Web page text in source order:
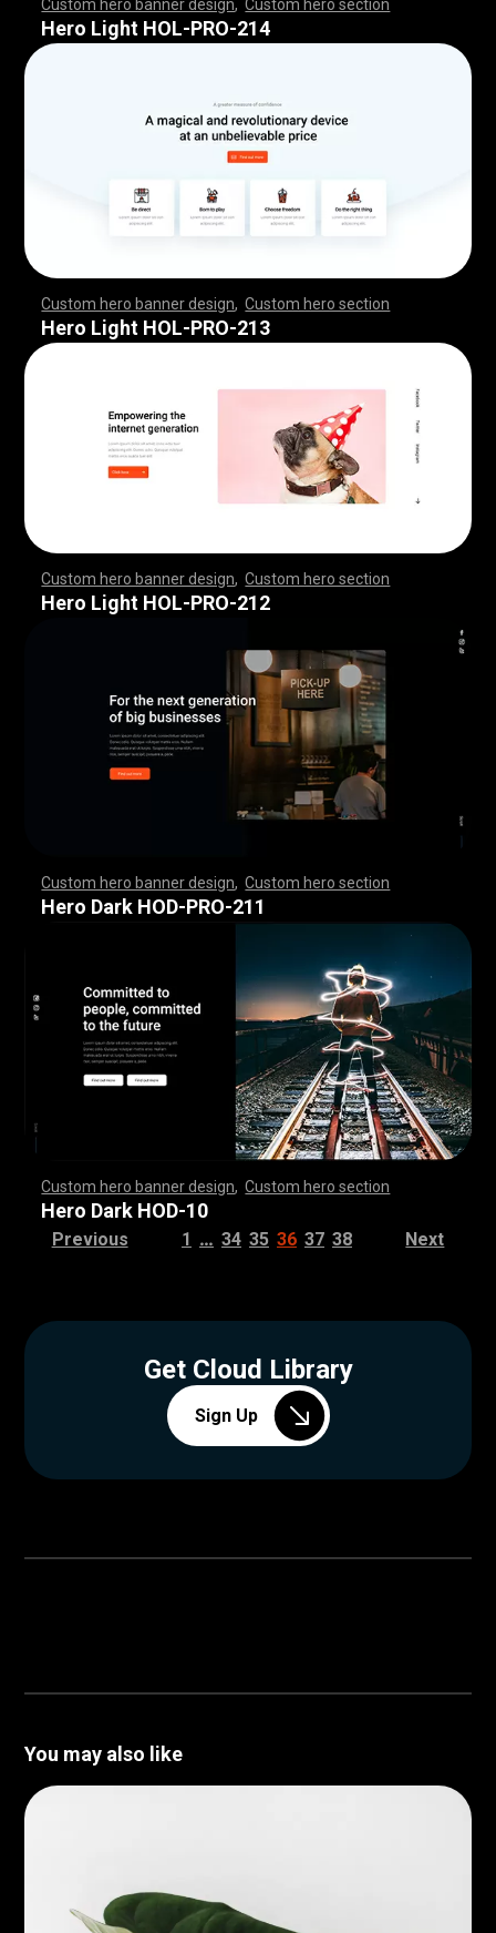
Custom hero banner design ,Custom hero section
,,,,,,,,,,,,,,,,,,,,,,,,,,,,,, ,,,,,,,,,,,,,,,,,,,,,,,
,,,,,,,,,,,,,,,,,,,,,,,,,,,,,, ,,,,,,,,,,,,,,,,,,,,,,,
Hero Light HOL-PRO-214
Custom hero banner design ,Custom hero section
,,,,,,,,,,,,,,,,,,,,,,,,,,,,,, ,,,,,,,,,,,,,,,,,,,,,,,
,,,,,,,,,,,,,,,,,,,,,,,,,,,,,, ,,,,,,,,,,,,,,,,,,,,,,,
Hero Light HOL-PRO-213
Custom hero banner design ,Custom hero section
,,,,,,,,,,,,,,,,,,,,,,,,,,,,,, ,,,,,,,,,,,,,,,,,,,,,,,
,,,,,,,,,,,,,,,,,,,,,,,,,,,,,, ,,,,,,,,,,,,,,,,,,,,,,,
Hero Light HOL-PRO-212
Custom hero banner design ,Custom hero section
,,,,,,,,,,,,,,,,,,,,,,,,,,,,,, ,,,,,,,,,,,,,,,,,,,,,,,
,,,,,,,,,,,,,,,,,,,,,,,,,,,,,, ,,,,,,,,,,,,,,,,,,,,,,,
Hero Dark HOD-PRO-211
Custom hero banner design ,Custom hero section
,,,,,,,,,,,,,,,,,,,,,,,,,,,,,, ,,,,,,,,,,,,,,,,,,,,,,,
,,,,,,,,,,,,,,,,,,,,,,,,,,,,,, ,,,,,,,,,,,,,,,,,,,,,,,
Hero Dark HOD-10
Previous 1 … 34 35 36 37 38 Next
Get Cloud Library
Sign Up
You may also like